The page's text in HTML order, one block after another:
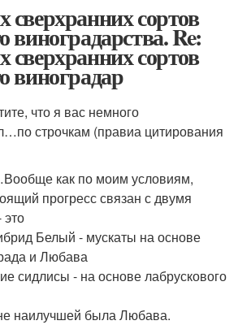
сортов
виноградарства. Re:
сортов
виноградар
что я вас немного
строчкам (правиа цитирования
как по моим условиям,
прогресс связан с двумя
Белый - мускаты на основе
и Любава
сидлисы - на основе лабрускового
наилучшей была Любава.